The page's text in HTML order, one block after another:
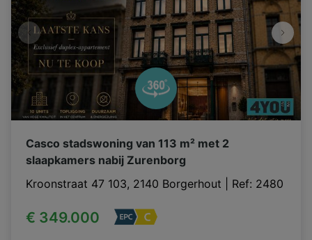
Casco stadswoning van 113 m² met 2
slaapkamers nabij Zurenborg
Kroonstraat 47 103, 2140 Borgerhout
Ref: 2480
€ 349.000